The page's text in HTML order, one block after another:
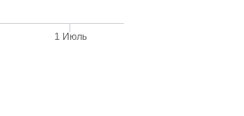
1 Июль